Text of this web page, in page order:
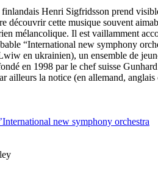
Henri Sigfridsson prend
découvrir cette musique souvent
mélancolique. Il est vaillamment
“International new symphony
en ukrainien), un ensemble de
en 1998 par le chef suisse
ailleurs la notice (en allemand, anglais
new symphony orchestra